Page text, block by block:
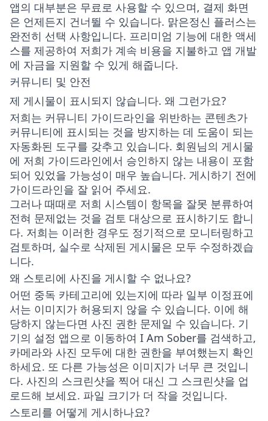
앱의 대부분은 무료로 사용할 수 있으며, 결제 화면
은 언제든지 건너뛸 수 있습니다. 맑은정신 플러스는
완전히 선택 사항입니다. 프리미엄 기능에 대한 액세
스를 제공하여 저희가 계속 비용을 지불하고 앱 개발
에 자금을 지원할 수 있게 해줍니다.
커뮤니티 및 안전
제 게시물이 표시되지 않습니다. 왜 그런가요?
저희는 커뮤니티 가이드라인을 위반하는 콘텐츠가
커뮤니티에 표시되는 것을 방지하는 데 도움이 되는
자동화된 도구를 갖추고 있습니다. 회원님의 게시물
에 저희 가이드라인에서 승인하지 않는 내용이 포함
되어 있었을 가능성이 매우 높습니다. 게시하기 전에
가이드라인을 잘 읽어 주세요.
그러나 때때로 저희 시스템이 항목을 잘못 분류하여
전혀 문제없는 것을 검토 대상으로 표시하기도 합니
다. 저희는 이러한 경우도 정기적으로 모니터링하고
검토하며, 실수로 삭제된 게시물은 모두 수정하겠습
니다.
왜 스토리에 사진을 게시할 수 없나요?
어떤 중독 카테고리에 있는지에 따라 일부 이정표에
서는 이미지가 허용되지 않을 수 있습니다. 이에 해
당하지 않는다면 사진 권한 문제일 수 있습니다. 기
기의 설정 앱으로 이동하여 I Am Sober를 검색하고,
카메라와 사진 모두에 대한 권한을 부여했는지 확인
하세요. 또 다른 가능성은 이미지가 너무 큰 것입니
다. 사진의 스크린샷을 찍어 대신 그 스크린샷을 업
로드해 보세요. 파일 크기가 더 작을 것입니다.
스토리를 어떻게 게시하나요?